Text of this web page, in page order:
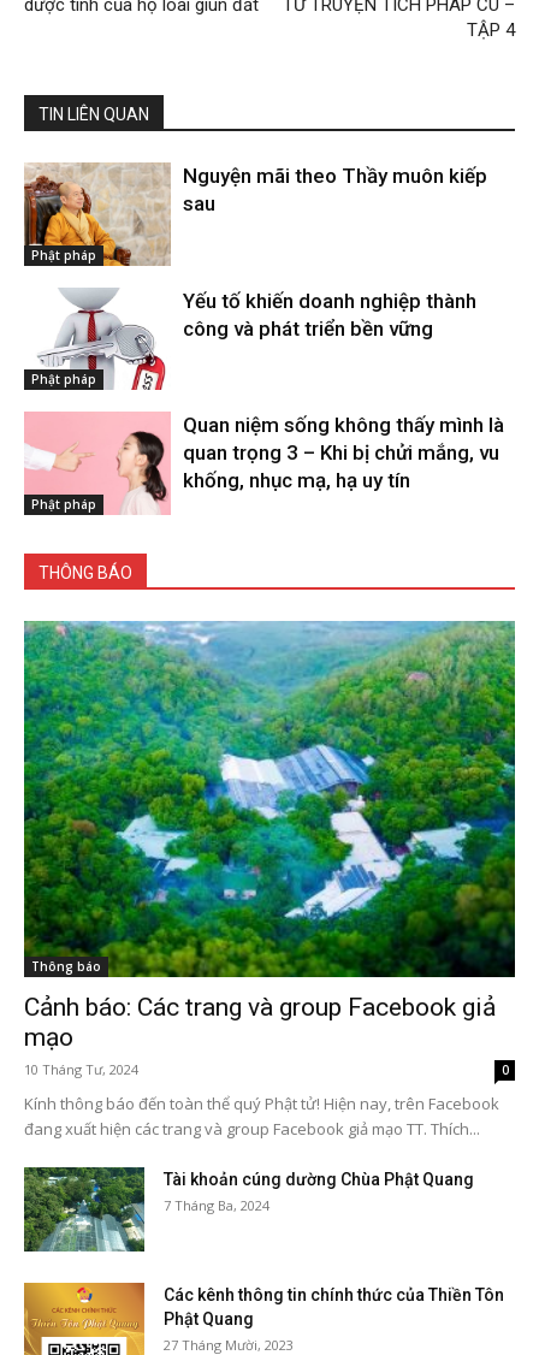
dược tính của họ loài giun đất
TỪ TRUYỆN TÍCH PHÁP CÚ –
TẬP 4
TIN LIÊN QUAN
Phật pháp
Nguyện mãi theo Thầy muôn kiếp
sau
Phật pháp
Yếu tố khiến doanh nghiệp thành
công và phát triển bền vững
Phật pháp
Quan niệm sống không thấy mình là
quan trọng 3 – Khi bị chửi mắng, vu
khống, nhục mạ, hạ uy tín
THÔNG BÁO
Thông báo
Cảnh báo: Các trang và group Facebook giả
mạo
10 Tháng Tư, 2024 0
Kính thông báo đến toàn thể quý Phật tử! Hiện nay, trên Facebook
đang xuất hiện các trang và group Facebook giả mạo TT. Thích...
Tài khoản cúng dường Chùa Phật Quang
7 Tháng Ba, 2024
Các kênh thông tin chính thức của Thiền Tôn
Phật Quang
27 Tháng Mười, 2023